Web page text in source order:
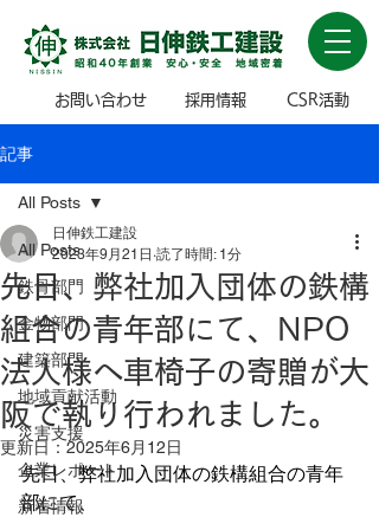
お問い合わせ 採用情報 CSR活動
記事
All Posts
鉄骨部門
金物部門
建築部門
地域貢献活動
災害支援
企業レポート
新着情報
All Posts
先日、弊社加入団体の鉄構
組合の青年部にて、NPO
法人様へ車椅子の寄贈が大
阪で執り行われました。
日伸鉄工建設
2023年9月21日 読了時間: 1分
更新日：2025年6月12日
先日、弊社加入団体の鉄構組合の青年
部にて、